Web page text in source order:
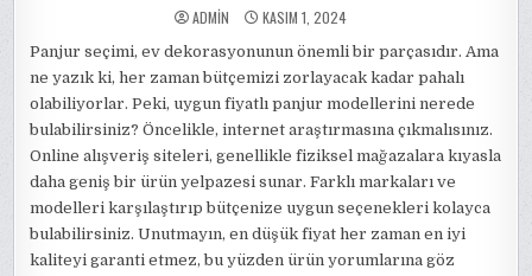
ADMIN KASIM 1, 2024
Panjur seçimi, ev dekorasyonunun önemli bir parçasıdır. Ama
ne yazık ki, her zaman bütçemizi zorlayacak kadar pahalı
olabiliyorlar. Peki, uygun fiyatlı panjur modellerini nerede
bulabilirsiniz? Öncelikle, internet araştırmasına çıkmalısınız.
Online alışveriş siteleri, genellikle fiziksel mağazalara kıyasla
daha geniş bir ürün yelpazesi sunar. Farklı markaları ve
modelleri karşılaştırıp bütçenize uygun seçenekleri kolayca
bulabilirsiniz. Unutmayın, en düşük fiyat her zaman en iyi
kaliteyi garanti etmez, bu yüzden ürün yorumlarına göz